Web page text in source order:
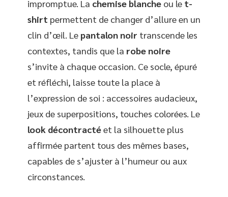
impromptue. La chemise blanche ou le t-
shirt permettent de changer d’allure en un
clin d’œil. Le pantalon noir transcende les
contextes, tandis que la robe noire
s’invite à chaque occasion. Ce socle, épuré
et réfléchi, laisse toute la place à
l’expression de soi : accessoires audacieux,
jeux de superpositions, touches colorées. Le
look décontractéet la silhouette plus
affirmée partent tous des mêmes bases,
capables de s’ajuster à l’humeur ou aux
circonstances.